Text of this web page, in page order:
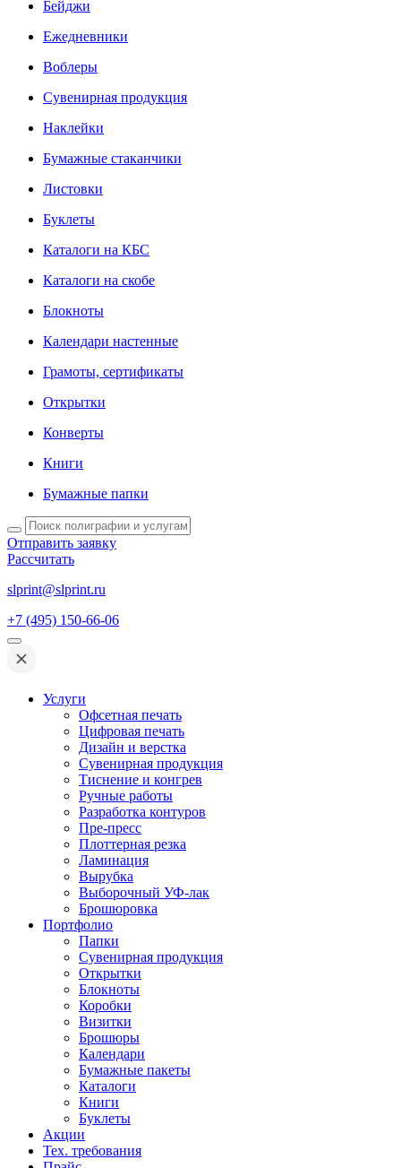
Бейджи
Ежедневники
Воблеры
Сувенирная продукция
Наклейки
Бумажные стаканчики
Листовки
Буклеты
Каталоги на КБС
Каталоги на скобе
Блокноты
Календари настенные
Грамоты, сертификаты
Открытки
Конверты
Книги
Бумажные папки
Отправить заявку
Рассчитать
slprint@slprint.ru
+7 (495) 150-66-06
Услуги
Офсетная печать
Цифровая печать
Дизайн и верстка
Сувенирная продукция
Тиснение и конгрев
Ручные работы
Разработка контуров
Пре-пресс
Плоттерная резка
Ламинация
Вырубка
Выборочный УФ-лак
Брошюровка
Портфолио
Папки
Сувенирная продукция
Открытки
Блокноты
Коробки
Визитки
Брошюры
Календари
Бумажные пакеты
Каталоги
Книги
Буклеты
Акции
Тех. требования